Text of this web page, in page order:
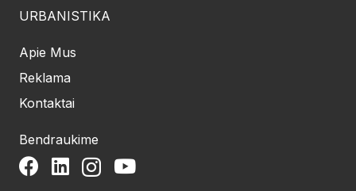
URBANISTIKA
Apie Mus
Reklama
Kontaktai
Bendraukime